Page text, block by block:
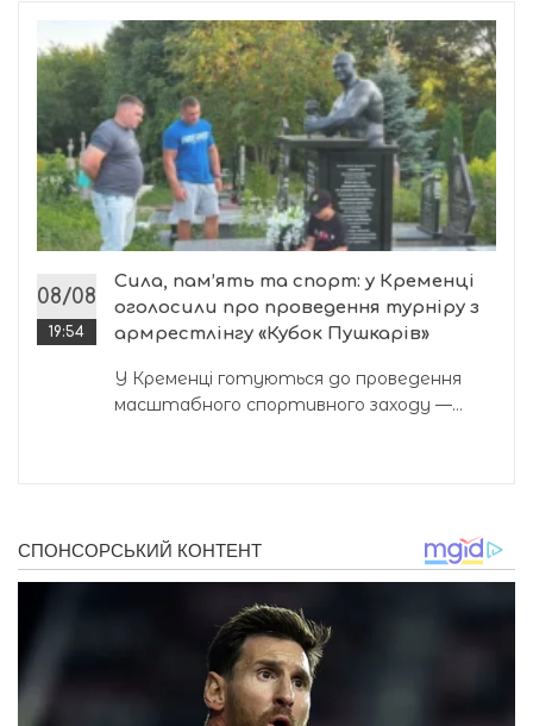
08/08
19:54
Сила, пам’ять та спорт: у Кременці
оголосили про проведення турніру з
армрестлінгу «Кубок Пушкарів»
У Кременці готуються до проведення
масштабного спортивного заходу —...